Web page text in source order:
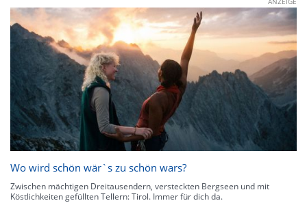
Wo wird schön wär`s zu schön wars?
Zwischen mächtigen Dreitausendern, versteckten Bergseen und mit
Köstlichkeiten gefüllten Tellern: Tirol. Immer für dich da.